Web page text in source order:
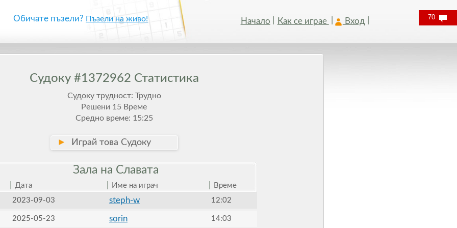
Обичате пъзели? Пъзели на живо! Начало Как се играе Вход
Судоку #1372962 Статистика
Судоку трудност: Трудно
Решени 15 Време
Средно време: 15:25
► Играй това Судоку
Зала на Славата
Дата Име на играч
Време
2023-09-03
steph-w 12:02
2025-05-23 sorin 14:03
70